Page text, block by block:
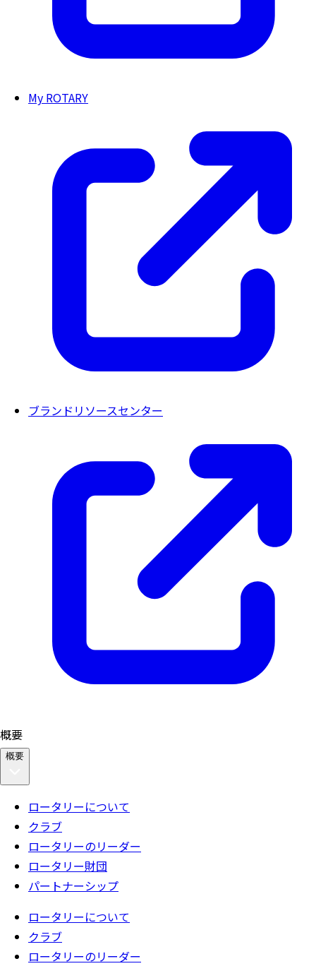
My ROTARY
ブランドリソースセンター
概要
概要
ロータリーについて
クラブ
ロータリーのリーダー
ロータリー財団
パートナーシップ
ロータリーについて
クラブ
ロータリーのリーダー